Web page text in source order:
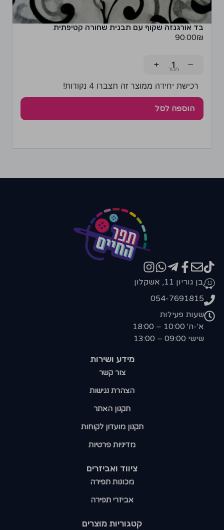
בד אורגנזה שקוף עם תבנית שחורה קטיפתית
90.00₪
−
+
רכישת יחידה ממוצר זה תצברו 4 נקודות!
הוספה לסל
קטגוריות מוצרים​
ציווד ואביזרים
מכונות תפירה
אביזרי תפירה
מידע ושירות
צור קשר
הצהרת נגישות
תקנון האתר
תקנון מועדון לקוחות
מדיניות פרטיות
בן גוריון 11, אשקלון
054-7691815
שעות פעילות
א'-ה' 10:00 – 18:00
שישי 09:00 – 13:00